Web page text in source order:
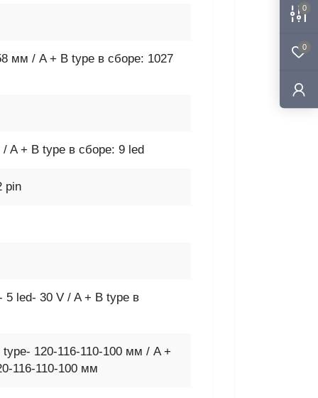
0
0
мм / A + B type в сборе: 1027
A + B type в сборе: 9 led
pin
5 led- 30 V / A + B type в
120-116-110-100 мм / A +
116-110-100 мм